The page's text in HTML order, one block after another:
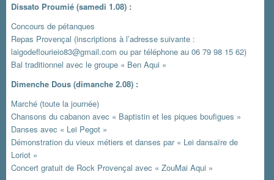
Dissato Proumié (samedi 1.08) :
Concours de pétanques
Repas Provençal (inscriptions à l’adresse suivante :
laigodeflourieio83@gmail.com ou par téléphone au 06 79 98 15 62)
Bal traditionnel avec le groupe « Ben Aqui »
Dimenche Dous (dimanche 2.08) :
Marché (toute la journée)
Chansons du cabanon avec « Baptistin et les piques boufigues »
Danses avec « Lei Pegot »
Démonstration du vieux métiers et danses par « Lei dansaïre de
Loriot »
Concert gratuit de Rock Provençal avec « ZouMai Aqui »